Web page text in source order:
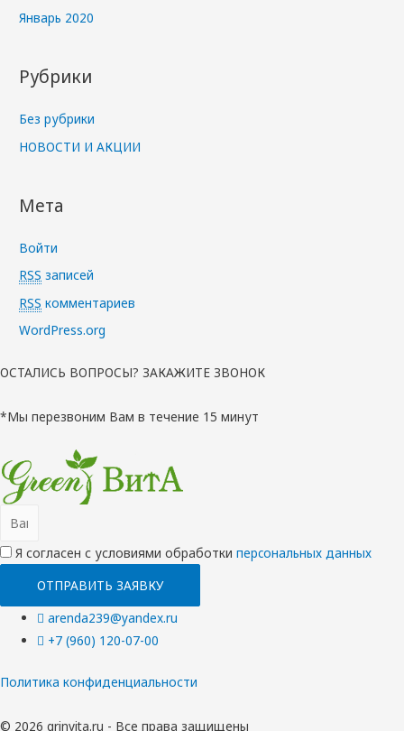
Январь 2020
Рубрики
Без рубрики
НОВОСТИ И АКЦИИ
Мета
Войти
RSS записей
RSS комментариев
WordPress.org
ОСТАЛИСЬ ВОПРОСЫ? ЗАКАЖИТЕ ЗВОНОК
*Мы перезвоним Вам в течение 15 минут
Я согласен с условиями обработки перcональных данных
ОТПРАВИТЬ ЗАЯВКУ
arenda239@yandex.ru
+7 (960) 120-07-00
Политика конфиденциальности
© 2026 grinvita.ru - Все права защищены